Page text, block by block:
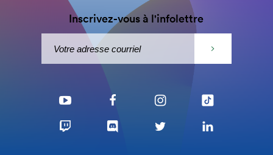
Inscrivez-vous à l'infolettre